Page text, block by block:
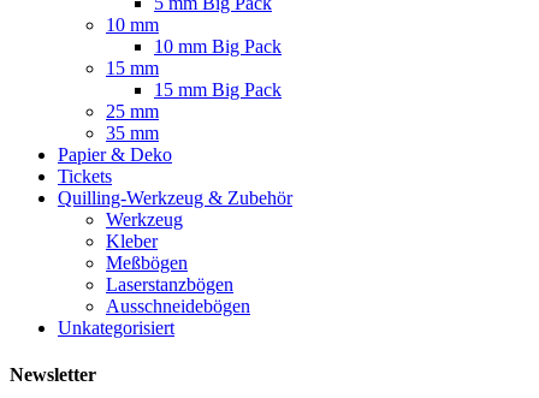
10 mm
10 mm Big Pack
15 mm
15 mm Big Pack
25 mm
35 mm
Papier & Deko
Tickets
Quilling-Werkzeug & Zubehör
Werkzeug
Kleber
Meßbögen
Laserstanzbögen
Ausschneidebögen
Unkategorisiert
Newsletter